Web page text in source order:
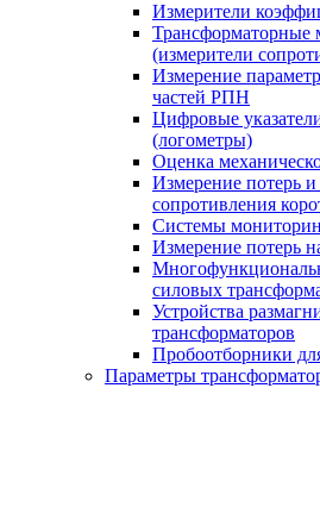
Измерители
Трансформаторные
(измерители
Измерение
частей РПН
Цифровые
(логометры)
Оценка
Измерение потерь и
сопротивления
Системы
Измерение потерь
силовых
Устройства
трансформаторов
Пробоотборники
Параметры